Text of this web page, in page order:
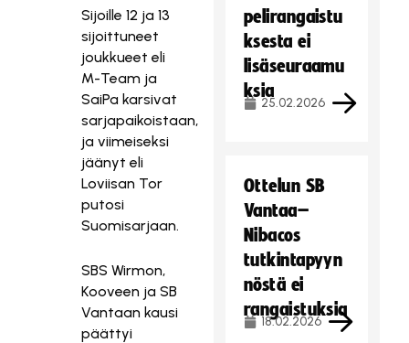
Sijoille 12 ja 13
sijoittuneet
joukkueet eli
M-Team ja
SaiPa karsivat
sarjapaikoistaan,
ja viimeiseksi
jäänyt eli
Loviisan Tor
putosi
Suomisarjaan.
SBS Wirmon,
Kooveen ja SB
Vantaan kausi
päättyi
pelirangaistu
ksesta ei
lisäseuraamu
ksia
25.02.2026
Ottelun SB
Vantaa–
Nibacos
tutkintapyyn
nöstä ei
rangaistuksia
18.02.2026